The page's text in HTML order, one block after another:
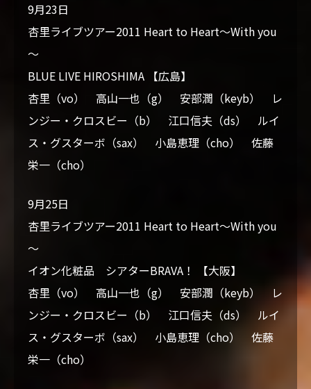
9月23日
杏里ライブツアー2011 Heart to Heart～With you
～
BLUE LIVE HIROSHIMA 【広島】
杏里（vo） 高山一也（g） 安部潤（keyb） レ
ンジー・クロスビー（b） 江口信夫（ds） ルイ
ス・グスターボ（sax） 小島恵理（cho） 佐藤
栄一（cho）
9月25日
杏里ライブツアー2011 Heart to Heart～With you
～
イオン化粧品 シアターBRAVA！ 【大阪】
杏里（vo） 高山一也（g） 安部潤（keyb） レ
ンジー・クロスビー（b） 江口信夫（ds） ルイ
ス・グスターボ（sax） 小島恵理（cho） 佐藤
栄一（cho）